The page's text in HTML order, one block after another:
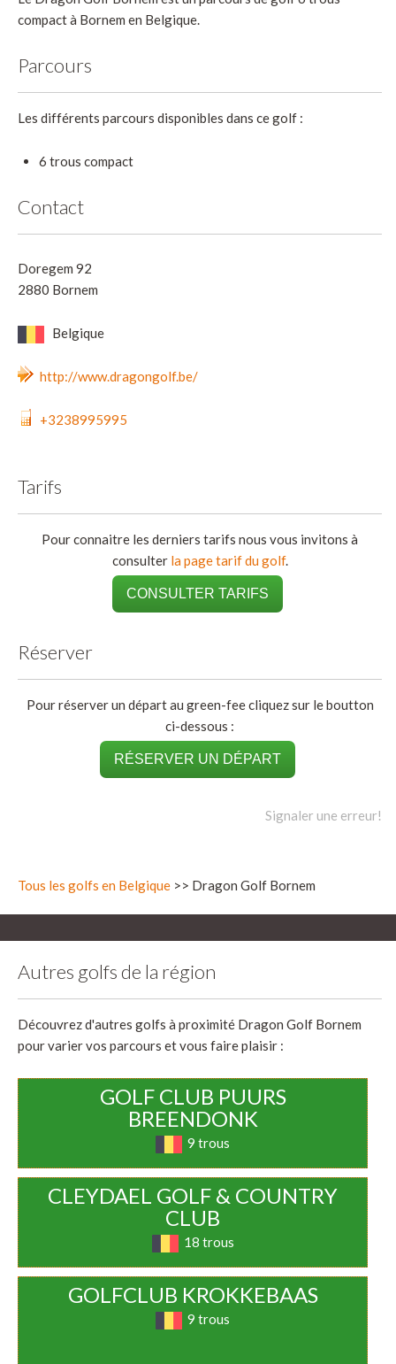
compact à Bornem en Belgique.
Parcours
Les différents parcours disponibles dans ce golf :
6 trous compact
Contact
Doregem 92
2880 Bornem
Belgique
http://www.dragongolf.be/
+3238995995
Tarifs
Pour connaitre les derniers tarifs nous vous invitons à
consulter la page tarif du golf.
CONSULTER TARIFS
Réserver
Pour réserver un départ au green-fee cliquez sur le boutton
ci-dessous :
RÉSERVER UN DÉPART
Signaler une erreur!
Tous les golfs en Belgique >> Dragon Golf Bornem
Autres golfs de la région
Découvrez d'autres golfs à proximité Dragon Golf Bornem
pour varier vos parcours et vous faire plaisir :
GOLF CLUB PUURS
BREENDONK
9 trous
CLEYDAEL GOLF & COUNTRY
CLUB
18 trous
GOLFCLUB KROKKEBAAS
9 trous